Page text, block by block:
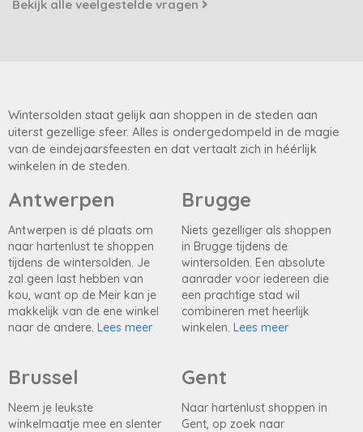
Bekijk alle veelgestelde vragen
Wintersolden staat gelijk aan shoppen in de steden aan
uiterst gezellige sfeer. Alles is ondergedompeld in de magie
van de eindejaarsfeesten en dat vertaalt zich in héérlijk
winkelen in de steden.
Antwerpen
Antwerpen is dé plaats om
naar hartenlust te shoppen
tijdens de wintersolden. Je
zal geen last hebben van
kou, want op de Meir kan je
makkelijk van de ene winkel
naar de andere. Lees meer
Brugge
Niets gezelliger als shoppen
in Brugge tijdens de
wintersolden. Een absolute
aanrader voor iedereen die
een prachtige stad wil
combineren met heerlijk
winkelen. Lees meer
Brussel
Neem je leukste
winkelmaatje mee en slenter
Gent
Naar hartenlust shoppen in
Gent, op zoek naar